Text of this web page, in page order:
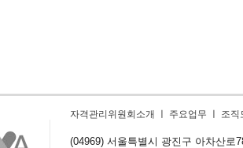
자격관리위원회소개 주요업무 조직
(04969) 서울특별시 광진구 아차산로